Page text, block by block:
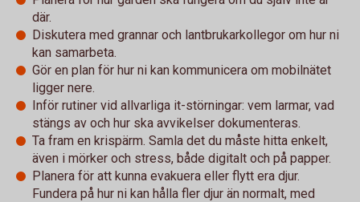
där.
Diskutera med grannar och lantbrukarkollegor om hur ni
kan samarbeta.
Gör en plan för hur ni kan kommunicera om mobilnätet
ligger nere.
Inför rutiner vid allvarliga it-störningar: vem larmar, vad
stängs av och hur ska avvikelser dokumenteras.
Ta fram en krispärm. Samla det du måste hitta enkelt,
även i mörker och stress, både digitalt och på papper.
Planera för att kunna evakuera eller flytt era djur.
Fundera på hur ni kan hålla fler djur än normalt, med